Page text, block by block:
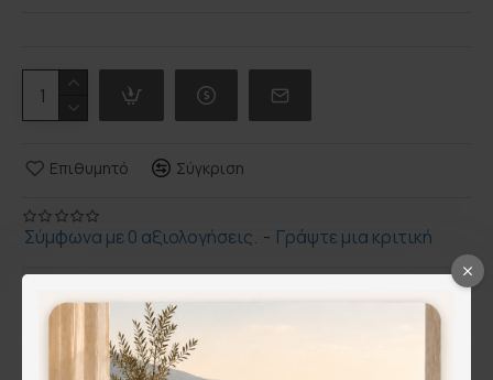
Σύμφωνα με 0 αξιολογήσεις. - Γράψτε μια κριτική
Επιθυμητό Σύγκριση
Ανοξείδωτο ψαλίδι για βότανα με 5 λεπίδες και